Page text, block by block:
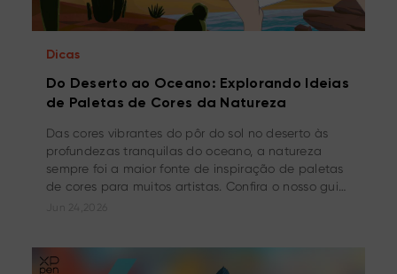
Dicas
Do Deserto ao Oceano: Explorando Ideias
de Paletas de Cores da Natureza
Das cores vibrantes do pôr do sol no deserto às
profundezas tranquilas do oceano, a natureza
sempre foi a maior fonte de inspiração de paletas
de cores para muitos artistas. Confira o nosso guia